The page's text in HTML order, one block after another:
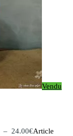
Vendu
– 24.00€Plage
Article